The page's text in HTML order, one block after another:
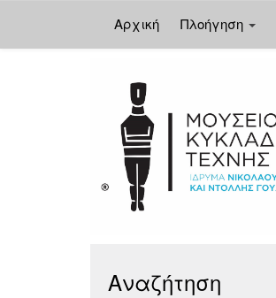
Αρχική Πλοήγηση
Αναζήτηση